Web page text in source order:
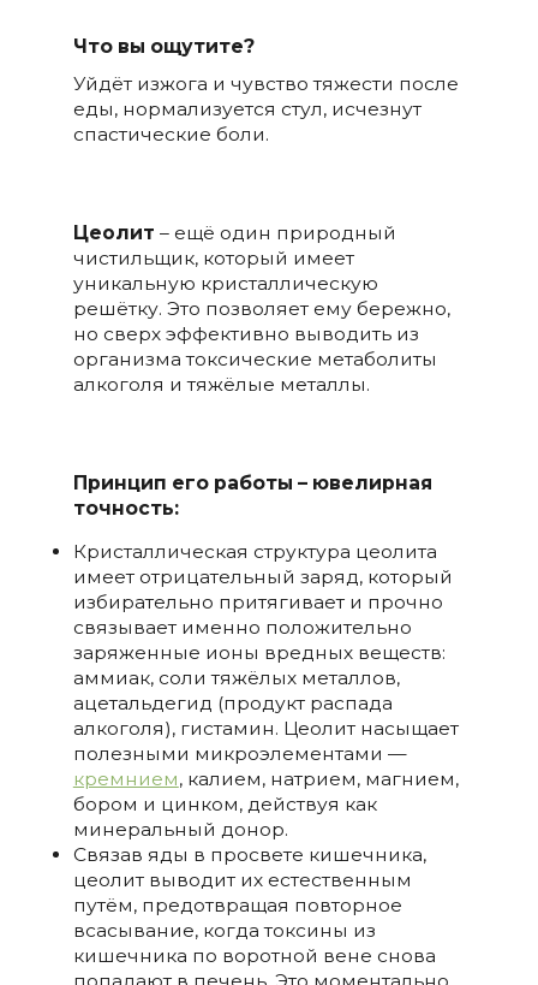
Что вы ощутите?
Уйдёт изжога и чувство тяжести после
еды, нормализуется стул, исчезнут
спастические боли.
Цеолит – ещё один природный
чистильщик, который имеет
уникальную кристаллическую
решётку. Это позволяет ему бережно,
но сверх эффективно выводить из
организма токсические метаболиты
алкоголя и тяжёлые металлы.
Принцип его работы – ювелирная
точность:
Кристаллическая структура цеолита
имеет отрицательный заряд, который
избирательно притягивает и прочно
связывает именно положительно
заряженные ионы вредных веществ:
аммиак, соли тяжёлых металлов,
ацетальдегид (продукт распада
алкоголя), гистамин. Цеолит насыщает
полезными микроэлементами —
кремнием, калием, натрием, магнием,
бором и цинком, действуя как
минеральный донор.
Связав яды в просвете кишечника,
цеолит выводит их естественным
путём, предотвращая повторное
всасывание, когда токсины из
кишечника по воротной вене снова